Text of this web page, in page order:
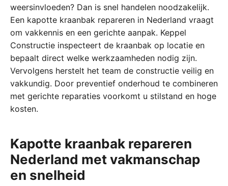
weersinvloeden? Dan is snel handelen noodzakelijk.
Een kapotte kraanbak repareren in Nederland vraagt
om vakkennis en een gerichte aanpak. Keppel
Constructie inspecteert de kraanbak op locatie en
bepaalt direct welke werkzaamheden nodig zijn.
Vervolgens herstelt het team de constructie veilig en
vakkundig. Door preventief onderhoud te combineren
met gerichte reparaties voorkomt u stilstand en hoge
kosten.
Kapotte kraanbak repareren
Nederland met vakmanschap
en snelheid